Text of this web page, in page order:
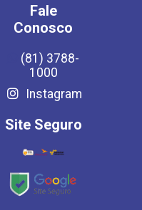
Fale
Conosco
(81) 3788-
1000
Instagram
Site Seguro